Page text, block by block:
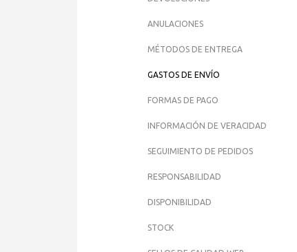
ANULACIONES
MÉTODOS DE ENTREGA
GASTOS DE ENVÍO
FORMAS DE PAGO
INFORMACIÓN DE VERACIDAD
SEGUIMIENTO DE PEDIDOS
RESPONSABILIDAD
DISPONIBILIDAD
STOCK